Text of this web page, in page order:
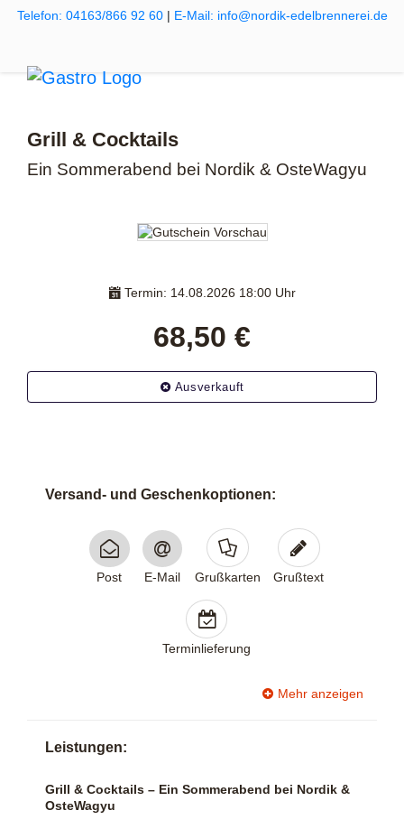
Telefon: 04163/866 92 60| E-Mail: info@nordik-edelbrennerei.de
Grill & Cocktails
Ein Sommerabend bei Nordik & OsteWagyu
Termin: 14.08.2026 18:00 Uhr
68,50 €
Ausverkauft
Versand- und Geschenk­optionen:
Post E-Mail Grußkarten Grußtext
Terminlieferung
Mehr anzeigen
Leistungen:
Grill & Cocktails – Ein Sommerabend bei Nordik &
OsteWagyu